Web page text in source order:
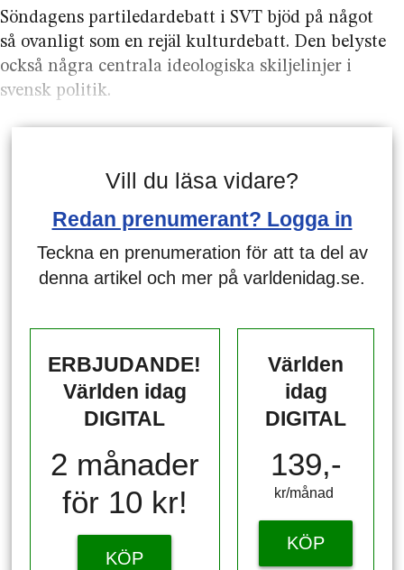
Söndagens partiledardebatt i SVT bjöd på något
så ovanligt som en rejäl kulturdebatt. Den belyste
också några centrala ideologiska skiljelinjer i
svensk politik.
Vill du läsa vidare?
Redan prenumerant? Logga in
Teckna en prenumeration för att ta del av
denna artikel och mer på varldenidag.se.
ERBJUDANDE!
Världen idag
DIGITAL
2 månader
för 10 kr!
KÖP
Världen
idag
DIGITAL
139,-
kr/månad ​​​​​​
KÖP